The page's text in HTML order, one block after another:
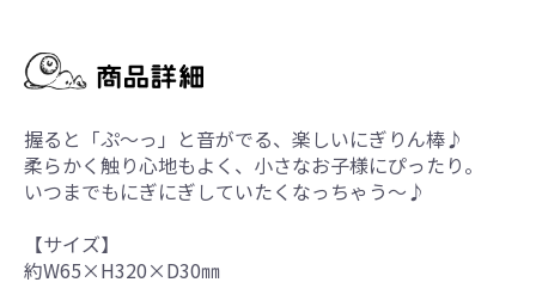
握ると「ぷ～っ」と音がでる、楽しいにぎりん棒♪
柔らかく触り心地もよく、小さなお子様にぴったり。
いつまでもにぎにぎしていたくなっちゃう～♪
【サイズ】
約W65×H320×D30㎜